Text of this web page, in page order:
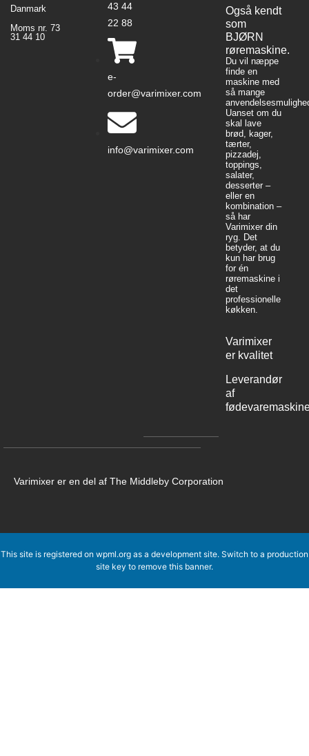
Danmark
Moms nr. 73
31 44 10
43 44
22 88
e-
order@varimixer.com
info@varimixer.com
Også kendt
som
BJØRN
røremaskine.
Du vil næppe
finde en
maskine med
så mange
Uanset om du
skal lave
brød, kager,
tærter,
pizzadej,
toppings,
salater,
desserter –
eller en
kombination –
så har
Varimixer din
ryg. Det
betyder, at du
kun har brug
for én
røremaskine i
det
professionelle
køkken.
Varimixer
er kvalitet
Leverandør
af
Varimixer er en del af The Middleby Corporation
This site is registered on wpml.org as a development site. Switch to a production
site key to remove this banner.